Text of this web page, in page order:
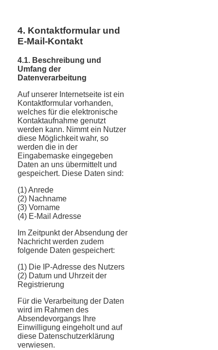
4. Kontaktformular und
E-Mail-Kontakt
4.1. Beschreibung und
Umfang der
Datenverarbeitung
Auf unserer Internetseite ist ein
Kontaktformular vorhanden,
welches für die elektronische
Kontaktaufnahme genutzt
werden kann. Nimmt ein Nutzer
diese Möglichkeit wahr, so
werden die in der
Eingabemaske eingegeben
Daten an uns übermittelt und
gespeichert. Diese Daten sind:
(1) Anrede
(2) Nachname
(3) Vorname
(4) E-Mail Adresse
Im Zeitpunkt der Absendung der
Nachricht werden zudem
folgende Daten gespeichert:
(1) Die IP-Adresse des Nutzers
(2) Datum und Uhrzeit der
Registrierung
Für die Verarbeitung der Daten
wird im Rahmen des
Absendevorgangs Ihre
Einwilligung eingeholt und auf
diese Datenschutzerklärung
verwiesen.